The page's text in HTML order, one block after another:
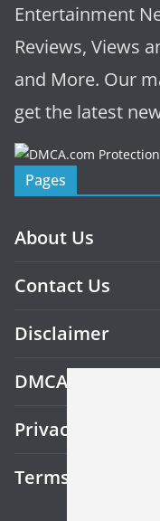
Entertainment
Reviews, Views
and More. Our
get the latest
Pages
About Us
Contact Us
Disclaimer
DMCA
Privacy Policy
Terms and